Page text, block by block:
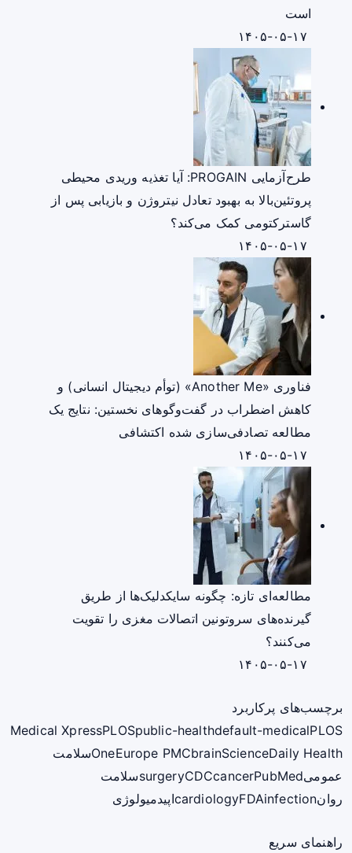
است
طرح‌آزمایی PROGAIN: آیا تغذیه وریدی محیطی
پروتئین‌بالا به بهبود تعادل نیتروژن و بازیابی پس از
گاسترکتومی کمک می‌کند؟
فناوری «Another Me» (توأم دیجیتال انسانی) و
کاهش اضطراب در گفت‌وگوهای نخستین: نتایج یک
مطالعه تصادفی‌سازی شده اکتشافی
مطالعه‌ای تازه: چگونه سایکدلیک‌ها از طریق
گیرنده‌های سروتونین اتصالات مغزی را تقویت
می‌کنند؟
برچسب‌های پرکاربرد
Medical XpressPLOSpublic-healthdefault-medicalPLOS
OneEurope PMCbrainScienceDaily Health
سلامت
عمومی
surgeryCDCcancerPubMed
سلامت
روان
cardiologyFDAinfection اپیدمیولوژی
راهنمای سریع